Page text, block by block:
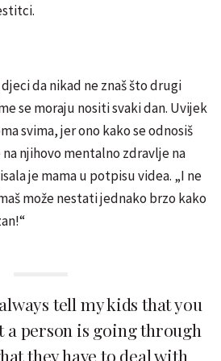
da nikad ne znaš što drugi
se moraju nositi svaki dan. Uvijek
svima, jer ono kako se odnosiš
njihovo mentalno zdravlje na
je mama u potpisu videa. „I ne
može nestati jednako brzo kako
tell my kids that you
a person is going through
they have to deal with